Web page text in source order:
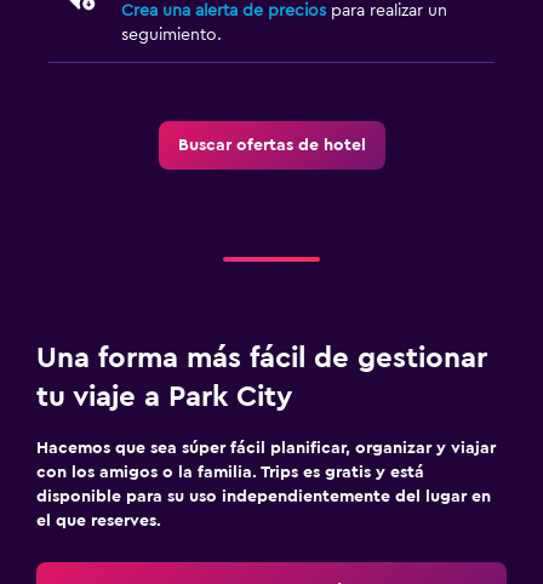
Crea una alerta de precios para realizar un
seguimiento.
Buscar ofertas de hotel
Una forma más fácil de gestionar
tu viaje a Park City
Hacemos que sea súper fácil planificar, organizar y viajar
con los amigos o la familia. Trips es gratis y está
disponible para su uso independientemente del lugar en
el que reserves.